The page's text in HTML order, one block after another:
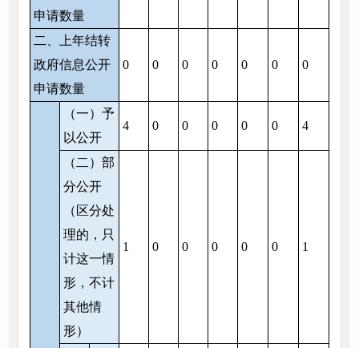
申请数量
二、上年结转
政府信息公开
申请数量
0 0 0 0 0 0 0
（一）予
以公开
4 0 0 0 0 0 4
（二）部
分公开
（区分处
理的，只
计这一情
形，不计
其他情
形）
1 0 0 0 0 0 1